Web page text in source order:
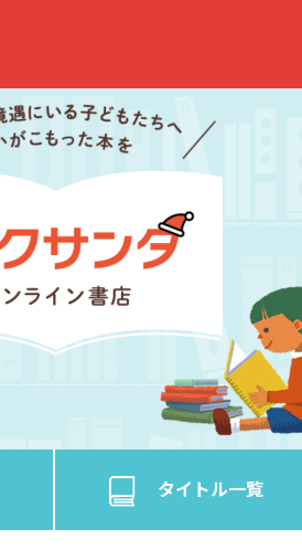
タイトル一覧